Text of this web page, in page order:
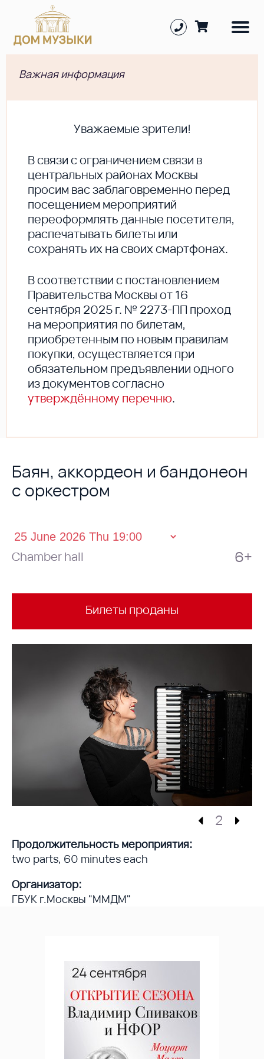
Важная информация
Уважаемые зрители!
В cвязи с ограничением связи в
центральных районах Москвы
просим вас заблаговременно перед
посещением мероприятий
переоформлять данные посетителя,
распечатывать билеты или
сохранять их на своих смартфонах.
В соответствии с постановлением
Правительства Москвы от 16
сентября 2025 г. № 2273-ПП проход
на мероприятия по билетам,
приобретенным по новым правилам
покупки, осуществляется при
обязательном предъявлении одного
из документов согласно
утверждённому перечню.
Баян, аккордеон и бандонеон
с оркестром
Chamber hall 6+
Билеты проданы
2
Продолжительность мероприятия:
two parts, 60 minutes each
Организатор:
ГБУК г.Москвы "ММДМ"